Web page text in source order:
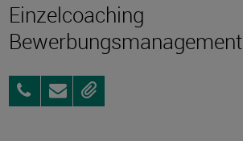
Einzelcoaching
Bewerbungsmanagement
03871
4699990
AnfragenMerken